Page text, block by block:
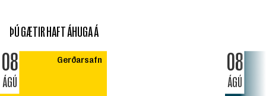
ÞÚ GÆTIR HAFT ÁHUGA Á
08
ÁGÚ
Gerðarsafn 08
ÁGÚ